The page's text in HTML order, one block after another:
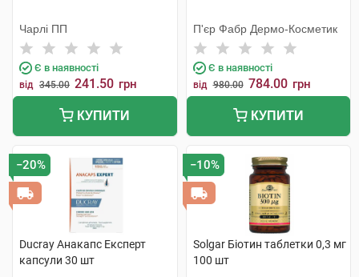
Чарлі ПП
Є в наявності
від 345.00 241.50 грн
КУПИТИ
П'єр Фабр Дермо-Косметик
Є в наявності
від 980.00 784.00 грн
КУПИТИ
−20%
Ducray Анакапс Експерт
капсули 30 шт
−10%
Solgar Біотин таблетки 0,3 мг
100 шт